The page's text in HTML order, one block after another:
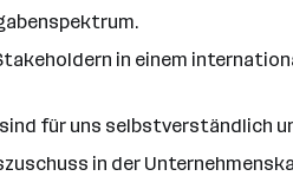
in einem
für uns selbstverständlich
in der